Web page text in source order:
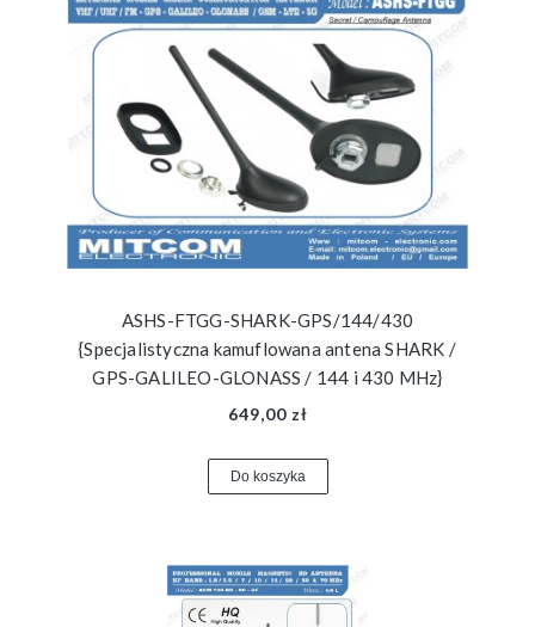
ASHS-FTGG-SHARK-GPS/144/430
{Specjalistyczna kamuflowana antena SHARK /
GPS-GALILEO-GLONASS / 144 i 430 MHz}
649,00 zł
Do koszyka